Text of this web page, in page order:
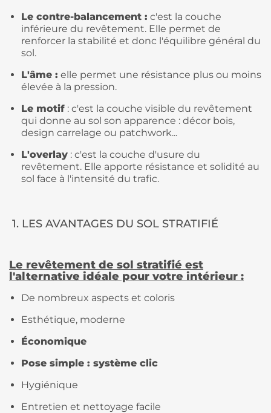
Le contre-balancement : c'est la couche
inférieure du revêtement. Elle permet de
renforcer la stabilité et donc l'équilibre général du
sol.
L'âme : elle permet une résistance plus ou moins
élevée à la pression.
Le motif : c'est la couche visible du revêtement
qui donne au sol son apparence : décor bois,
design carrelage ou patchwork...
L'overlay : c'est la couche d'usure du
revêtement. Elle apporte résistance et solidité au
sol face à l'intensité du trafic.
1. LES AVANTAGES DU SOL STRATIFIÉ
Le revêtement de sol stratifié est
l'alternative idéale pour votre intérieur :
De nombreux aspects et coloris
Esthétique, moderne
Économique
Pose simple : système clic
Hygiénique
Entretien et nettoyage facile